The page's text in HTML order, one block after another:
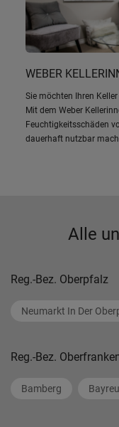
WEBER
Sie möchten Ihren
Mit dem Weber
Feuchtigkeitsschäden
dauerhaft nutzbar
Alle
Reg.-Bez. Oberpfalz
Neumarkt In Der
Reg.-Bez.
Bamberg